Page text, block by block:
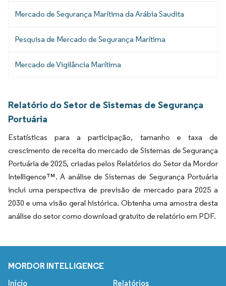
Mercado de Segurança Marítima da Arábia Saudita
Pesquisa de Mercado de Segurança Marítima
Mercado de Vigilância Marítima
Relatório do Setor de Sistemas de Segurança
Portuária
Estatísticas para a participação, tamanho e taxa de
crescimento de receita do mercado de Sistemas de Segurança
Portuária de 2025, criadas pelos Relatórios do Setor da Mordor
Intelligence™. A análise de Sistemas de Segurança Portuária
inclui uma perspectiva de previsão de mercado para 2025 a
2030 e uma visão geral histórica. Obtenha uma amostra desta
análise do setor como download gratuito de relatório em PDF.
MORDOR INTELLIGENCE
Início Relatórios